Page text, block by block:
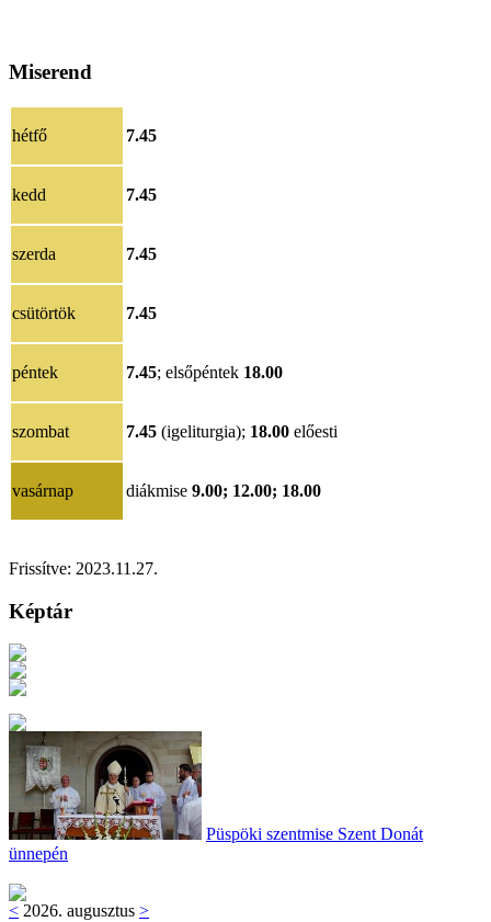
Miserend
hétfő 7.45
kedd 7.45
szerda 7.45
csütörtök 7.45
péntek 7.45; elsőpéntek 18.00
szombat 7.45 (igeliturgia); 18.00 előesti
vasárnap diákmise 9.00; 12.00; 18.00
Frissítve: 2023.11.27.
Képtár
Püspöki szentmise Szent Donát
ünnepén
< 2026. augusztus >